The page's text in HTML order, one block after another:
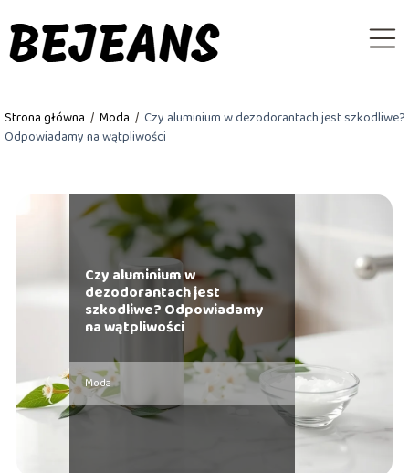
Strona główna / Moda / Czy aluminium w dezodorantach jest szkodliwe?
Odpowiadamy na wątpliwości
Czy aluminium w
dezodorantach jest
szkodliwe? Odpowiadamy
na wątpliwości
Moda